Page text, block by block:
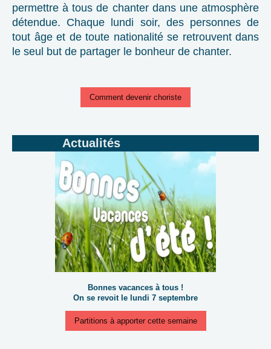
permettre à tous de chanter dans une atmosphère
détendue. Chaque lundi soir, des personnes de
tout âge et de toute nationalité se retrouvent dans
le seul but de partager le bonheur de chanter.
Comment devenir choriste
Actualités
Bonnes vacances à tous !
On se revoit le lundi 7 septembre
Partitions à apporter cette semaine